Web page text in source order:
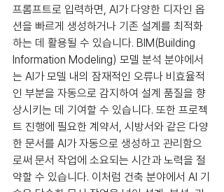
프롬프트로 입력하면, AI가 다양한 디자인 옵
션을 빠르게 생성하거나 기존 설계를 최적화
하는 데 활용될 수 있습니다. BIM(Building
Information Modeling) 모델 분석 분야에서
는 AI가 모델 내의 잠재적인 오류나 비효율적
인 부분을 자동으로 감지하여 설계 품질을 향
상시키는 데 기여할 수 있습니다. 또한 프로젝
트 진행에 필요한 계약서, 시방서와 같은 다양
한 문서를 AI가 자동으로 생성하고 관리함으
로써 문서 작업에 소요되는 시간과 노력을 절
약할 수 있습니다. 이처럼 건축 분야에서 AI 기